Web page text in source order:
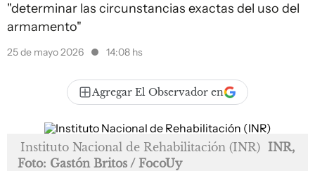
"determinar las circunstancias exactas del uso del
armamento"
25 de mayo 2026 14:08 hs
Agregar El Observador en
Instituto Nacional de Rehabilitación (INR) INR,
Foto: Gastón Britos / FocoUy